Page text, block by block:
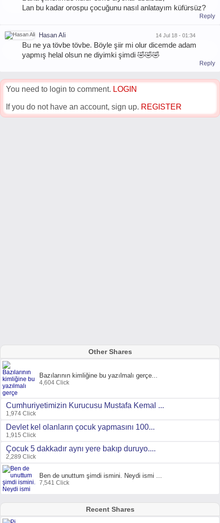
Lan bu kadar orospu çocuğunu nasıl anlatayım küfürsüz?
Reply
Hasan Ali 14 Jul 18 - 01:34
Bu ne ya tövbe tövbe. Böyle şiir mi olur dicemde adam
yapmış helal olsun ne diyimki şimdi 🤣🤣🤣
Reply
You need to login to comment. LOGIN
If you do not have an account, sign up. REGISTER
Other Shares
Bazılarının kimliğine bu yazılmalı gerçe...
4,604 Click
Cumhuriyetimizin Kurucusu Mustafa Kemal ...
1,974 Click
Devlet kel olanların çocuk yapmasını 100...
1,915 Click
Çocuk 5 dakkadır aynı yere bakıp duruyo....
2,289 Click
Ben de unuttum şimdi ismini. Neydi ismi ...
7,541 Click
Recent Shares